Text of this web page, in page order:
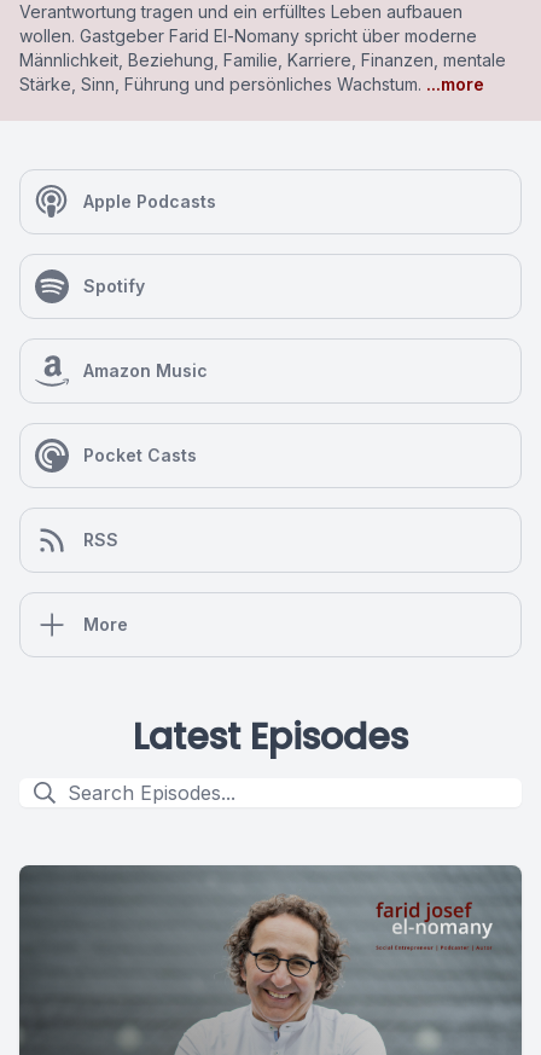
Verantwortung tragen und ein erfülltes Leben aufbauen
wollen. Gastgeber Farid El-Nomany spricht über moderne
Männlichkeit, Beziehung, Familie, Karriere, Finanzen, mentale
Stärke, Sinn, Führung und persönliches Wachstum. ...more
Apple Podcasts
Spotify
Amazon Music
Pocket Casts
RSS
More
Latest Episodes